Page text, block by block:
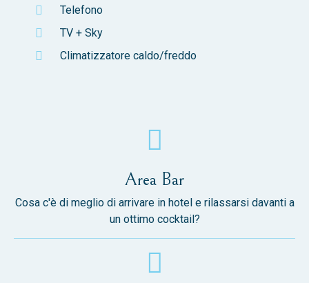
Telefono
TV + Sky
Climatizzatore caldo/freddo
Area Bar
Cosa c'è di meglio di arrivare in hotel e rilassarsi davanti a
un ottimo cocktail?